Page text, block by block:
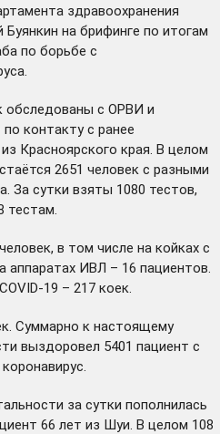
здравоохранения
на брифинге по итогам
по борьбе с
обследованы с ОРВИ и
контакту с ранее
Красноярского края. В целом
2651 человек с разными
За сутки взяты 1080 тестов,
тестам.
в том числе на койках с
аппаратах ИВЛ – 16 пациентов.
19 – 217 коек.
Суммарно к настоящему
выздоровел 5401 пациент с
за сутки пополнилась
66 лет из Шуи. В целом 108